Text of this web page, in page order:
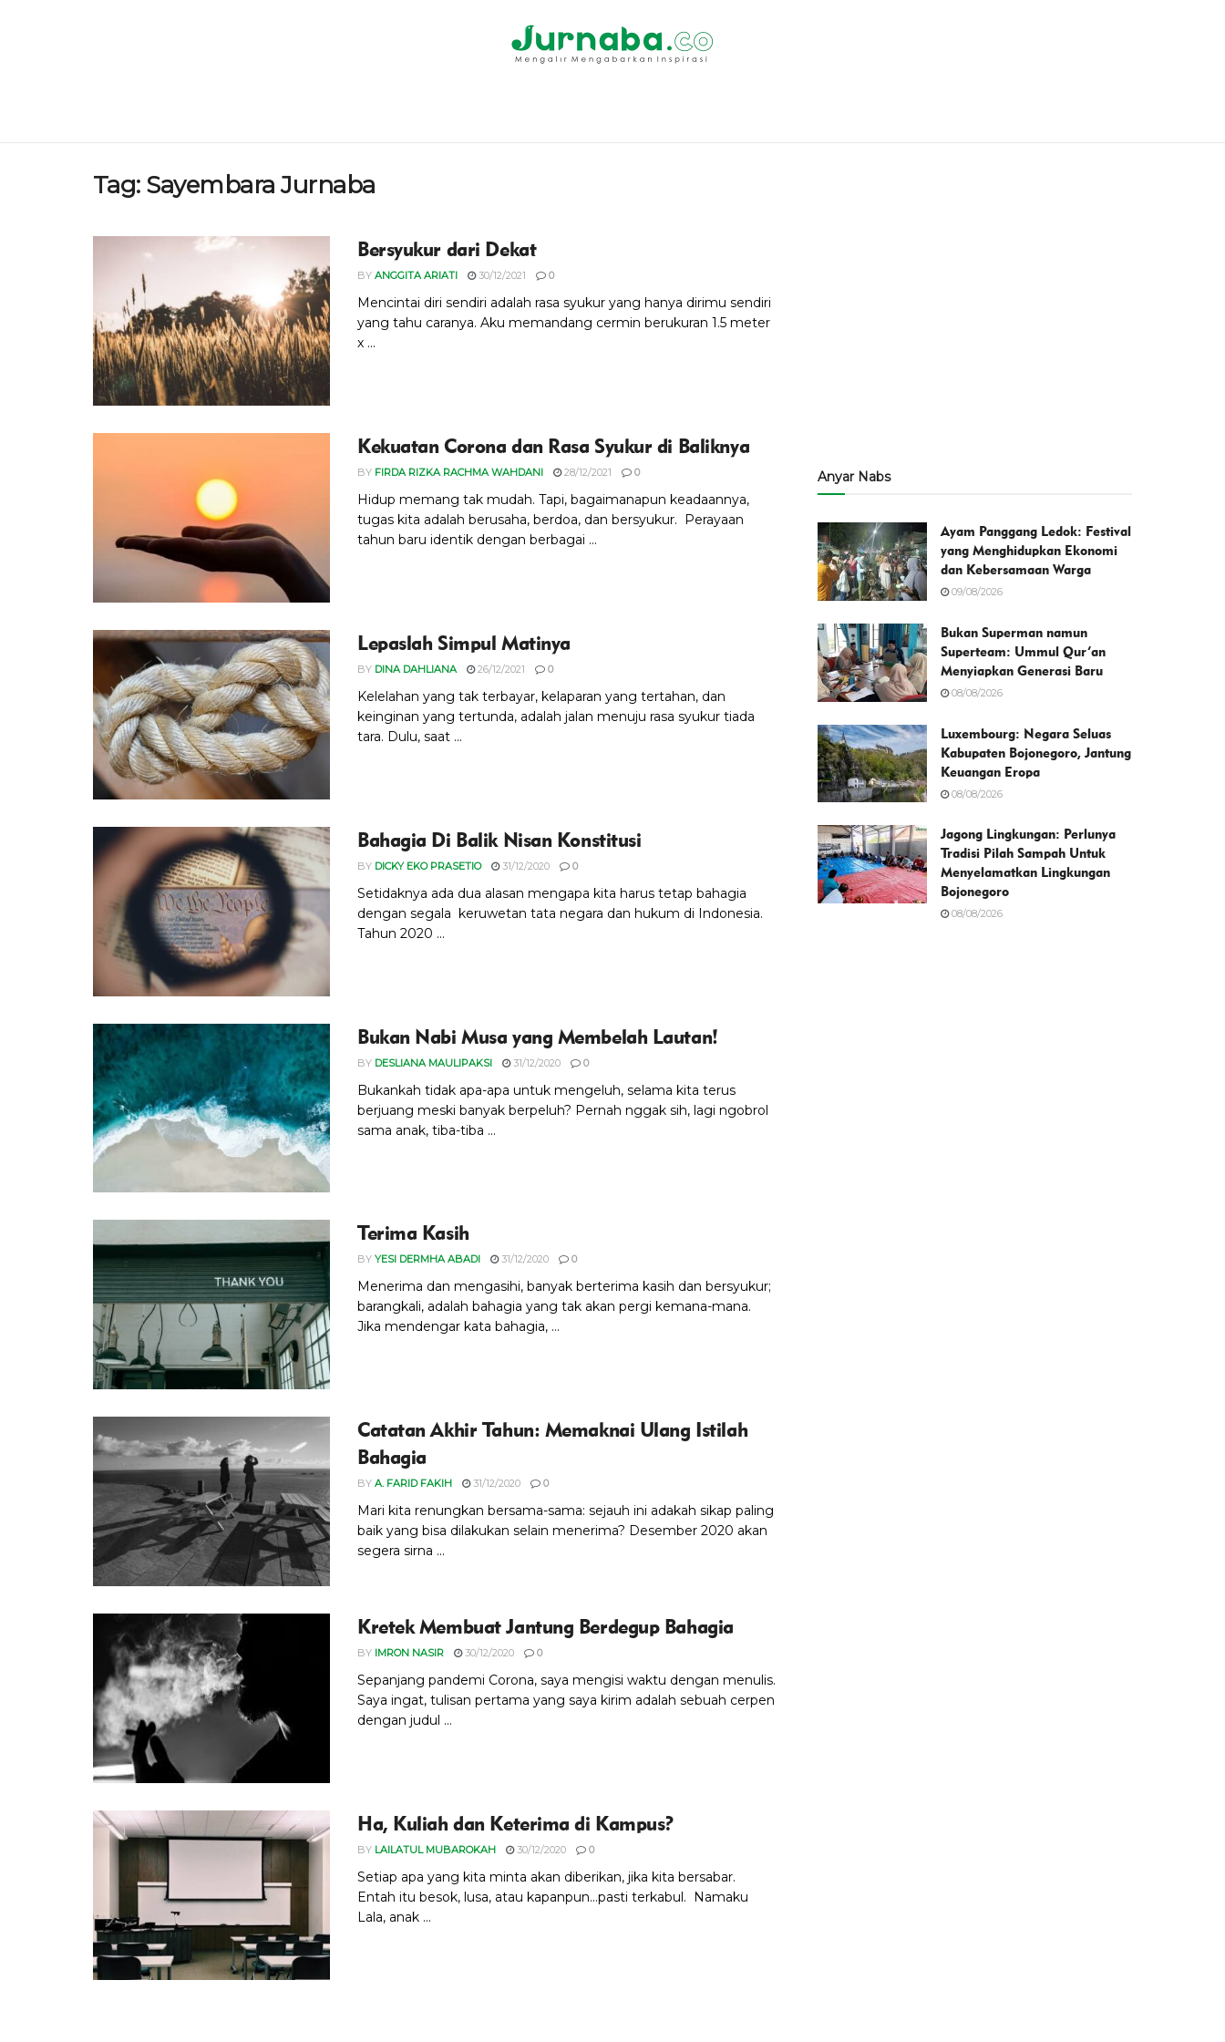
Tag: Sayembara Jurnaba
Bersyukur dari Dekat
BY ANGGITA ARIATI 30/12/2021 0
Mencintai diri sendiri adalah rasa syukur yang hanya dirimu sendiri
yang tahu caranya. Aku memandang cermin berukuran 1.5 meter
x ...
Kekuatan Corona dan Rasa Syukur di Baliknya
BY FIRDA RIZKA RACHMA WAHDANI 28/12/2021 0
Hidup memang tak mudah. Tapi, bagaimanapun keadaannya,
tugas kita adalah berusaha, berdoa, dan bersyukur. Perayaan
tahun baru identik dengan berbagai ...
Lepaslah Simpul Matinya
BY DINA DAHLIANA 26/12/2021 0
Kelelahan yang tak terbayar, kelaparan yang tertahan, dan
keinginan yang tertunda, adalah jalan menuju rasa syukur tiada
tara. Dulu, saat ...
Bahagia Di Balik Nisan Konstitusi
BY DICKY EKO PRASETIO 31/12/2020 0
Setidaknya ada dua alasan mengapa kita harus tetap bahagia
dengan segala keruwetan tata negara dan hukum di Indonesia.
Tahun 2020 ...
Bukan Nabi Musa yang Membelah Lautan!
BY DESLIANA MAULIPAKSI 31/12/2020 0
Bukankah tidak apa-apa untuk mengeluh, selama kita terus
berjuang meski banyak berpeluh? Pernah nggak sih, lagi ngobrol
sama anak, tiba-tiba ...
Terima Kasih
BY YESI DERMHA ABADI 31/12/2020 0
Menerima dan mengasihi, banyak berterima kasih dan bersyukur;
barangkali, adalah bahagia yang tak akan pergi kemana-mana.
Jika mendengar kata bahagia, ...
Catatan Akhir Tahun: Memaknai Ulang Istilah
Bahagia
BY A. FARID FAKIH 31/12/2020 0
Mari kita renungkan bersama-sama: sejauh ini adakah sikap paling
baik yang bisa dilakukan selain menerima? Desember 2020 akan
segera sirna ...
Kretek Membuat Jantung Berdegup Bahagia
BY IMRON NASIR 30/12/2020 0
Sepanjang pandemi Corona, saya mengisi waktu dengan menulis.
Saya ingat, tulisan pertama yang saya kirim adalah sebuah cerpen
dengan judul ...
Ha, Kuliah dan Keterima di Kampus?
BY LAILATUL MUBAROKAH 30/12/2020 0
Setiap apa yang kita minta akan diberikan, jika kita bersabar.
Entah itu besok, lusa, atau kapanpun...pasti terkabul. Namaku
Lala, anak ...
Anyar Nabs
Ayam Panggang Ledok: Festival
yang Menghidupkan Ekonomi
dan Kebersamaan Warga
09/08/2026
Bukan Superman namun
Superteam: Ummul Qur’an
Menyiapkan Generasi Baru
08/08/2026
Luxembourg: Negara Seluas
Kabupaten Bojonegoro, Jantung
Keuangan Eropa
08/08/2026
Jagong Lingkungan: Perlunya
Tradisi Pilah Sampah Untuk
Menyelamatkan Lingkungan
Bojonegoro
08/08/2026